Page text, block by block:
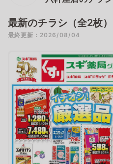
最新のチラシ（全2枚）
最終更新：2026/08/04